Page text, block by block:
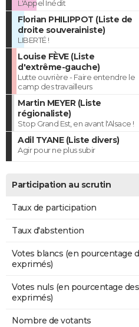
L'Appel Inédit
Florian PHILIPPOT (Liste de
droite souverainiste)
LIBERTÉ !
Louise FÈVE (Liste
d'extrême-gauche)
Lutte ouvrière - Faire entendre le
camp des travailleurs
Martin MEYER (Liste
régionaliste)
Stop Grand Est, en avant l'Alsace !
Adil TYANE (Liste divers)
Agir pour ne plus subir
Participation au scrutin
Taux de participation
Taux d'abstention
Votes blancs (en pourcentage
exprimés)
Votes nuls (en pourcentage
exprimés)
Nombre de votants